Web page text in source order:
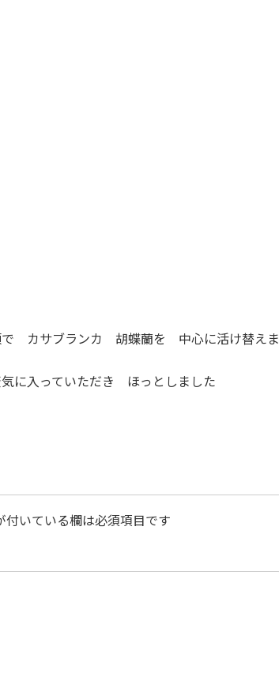
で カサブランカ 胡蝶蘭を 中心に活け替えま
に入っていただき ほっとしました
付いている欄は必須項目です